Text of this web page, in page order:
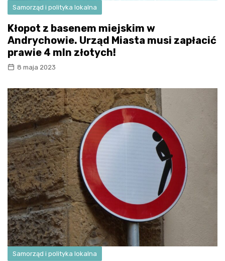
Samorząd i polityka lokalna
Kłopot z basenem miejskim w
Andrychowie. Urząd Miasta musi zapłacić
prawie 4 mln złotych!
8 maja 2023
Samorząd i polityka lokalna